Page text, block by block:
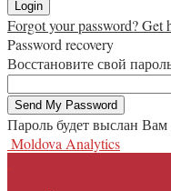
Forgot your password? Get
Password recovery
Восстановите свой
Пароль будет выслан
Moldova Analytics